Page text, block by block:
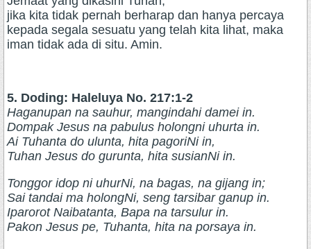
jika kita tidak pernah berharap dan hanya percaya
kepada segala sesuatu yang telah kita lihat, maka
iman tidak ada di situ. Amin.
5. Doding: Haleluya No. 217:1-2
Haganupan na sauhur, mangindahi damei in.
Dompak Jesus na pabulus holongni uhurta in.
Ai Tuhanta do ulunta, hita pagoriNi in,
Tuhan Jesus do gurunta, hita susianNi in.
Tonggor idop ni uhurNi, na bagas, na gijang in;
Sai tandai ma holongNi, seng tarsibar ganup in.
Iparorot Naibatanta, Bapa na tarsulur in.
Pakon Jesus pe, Tuhanta, hita na porsaya in.